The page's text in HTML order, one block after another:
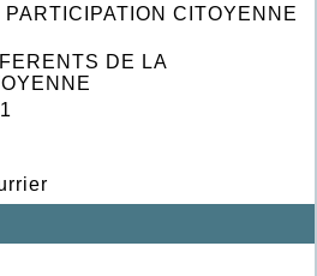
CITOYENNE
DE LA